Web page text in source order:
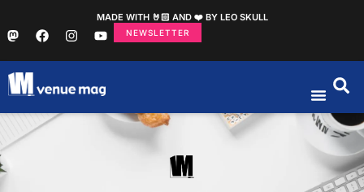
MADE WITH 🤘🏻 AND ❤️ BY LEO SKULL
NEWSLETTER